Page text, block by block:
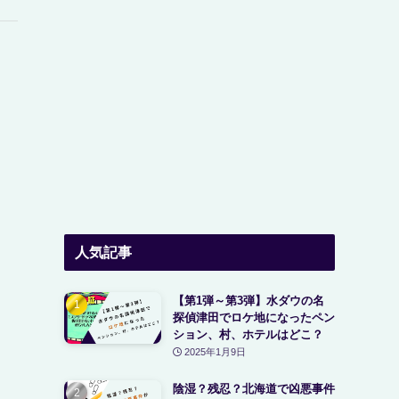
人気記事
【第1弾～第3弾】水ダウの名
探偵津田でロケ地になったペン
ション、村、ホテルはどこ？
2025年1月9日
陰湿？残忍？北海道で凶悪事件